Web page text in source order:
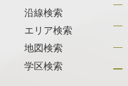
沿線検索
エリア検索
地図検索
学区検索